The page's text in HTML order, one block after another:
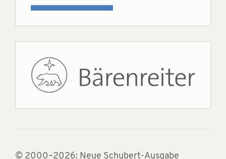
© 2000–2026: Neue Schubert-Ausgabe